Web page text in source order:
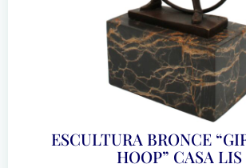
ESCULTURA BRONCE
HOOP” CASA LIS